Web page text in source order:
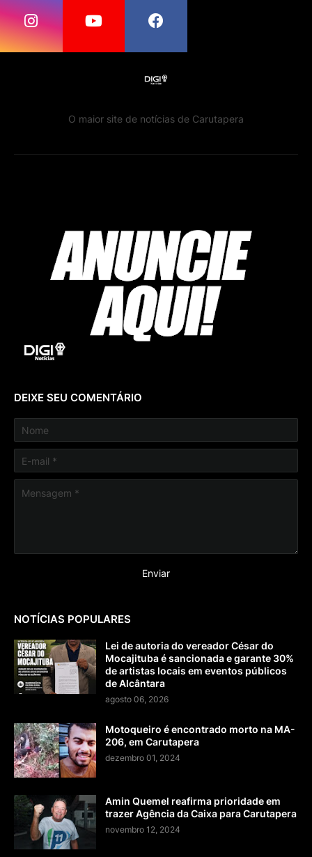
O maior site de notícias de Carutapera
DEIXE SEU COMENTÁRIO
NOTÍCIAS POPULARES
Lei de autoria do vereador César do
Mocajituba é sancionada e garante 30%
de artistas locais em eventos públicos
de Alcântara
agosto 06, 2026
Motoqueiro é encontrado morto na MA-
206, em Carutapera
dezembro 01, 2024
Amin Quemel reafirma prioridade em
trazer Agência da Caixa para Carutapera
novembro 12, 2024